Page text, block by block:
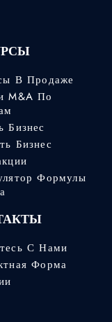
В Продаже
M&A По
Бизнес
Бизнес
Формулы
С Нами
Форма